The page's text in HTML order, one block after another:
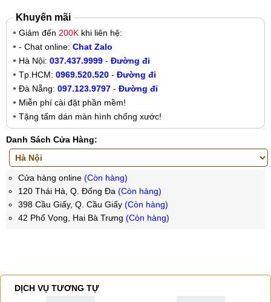
Khuyến mãi
Giảm đến 200K khi liên hệ:
- Chat online: Chat Zalo
Hà Nội: 037.437.9999 - Đường đi
Tp.HCM: 0969.520.520 - Đường đi
Đà Nẵng: 097.123.9797 - Đường đi
Miễn phí cài đặt phần mềm!
Tặng tấm dán màn hình chống xước!
Danh Sách Cửa Hàng:
Cửa hàng online (Còn hàng)
120 Thái Hà, Q. Đống Đa (Còn hàng)
398 Cầu Giấy, Q. Cầu Giấy (Còn hàng)
42 Phố Vọng, Hai Bà Trưng (Còn hàng)
DỊCH VỤ TƯƠNG TỰ